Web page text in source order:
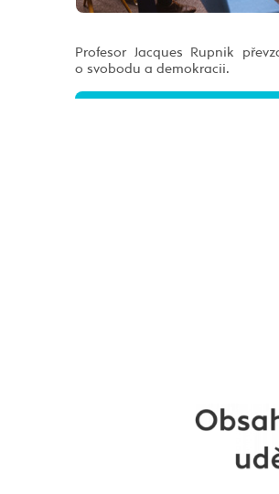
Profesor Jacques Rupnik
o svobodu a demokracii.